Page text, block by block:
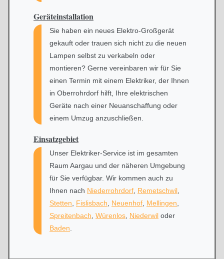
Geräteinstallation
Sie haben ein neues Elektro-Großgerät
gekauft oder trauen sich nicht zu die neuen
Lampen selbst zu verkabeln oder
montieren? Gerne vereinbaren wir für Sie
einen Termin mit einem Elektriker, der Ihnen
in Oberrohrdorf hilft, Ihre elektrischen
Geräte nach einer Neuanschaffung oder
einem Umzug anzuschließen.
Einsatzgebiet
Unser Elektriker-Service ist im gesamten
Raum Aargau und der näheren Umgebung
für Sie verfügbar. Wir kommen auch zu
Ihnen nach Niederrohrdorf Remetschwil
Stetten
Fislisbach Neuenhof Mellingen
Spreitenbach Würenlos Niederwil oder
Baden